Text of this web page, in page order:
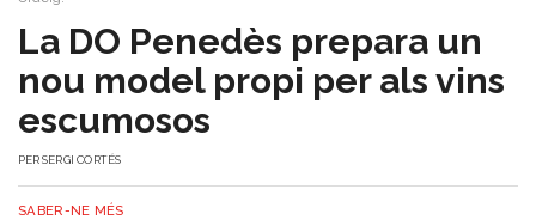
​La DO Penedès prepara un
nou model propi per als vins
escumosos
PERSERGI CORTÉS
SABER-NE MÉS